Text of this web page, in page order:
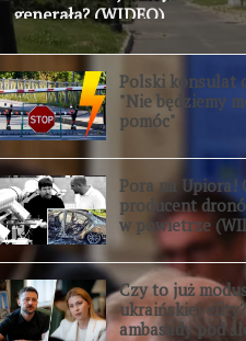
generała? (WIDEO)
Polski konsulat
"Nie będziemy
pomóc"
Pora na Upiora!
producent
w powietrze
Czy to już
ukraińskiej
ambasady pod